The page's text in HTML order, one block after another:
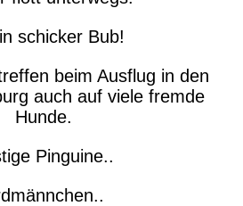
schicker Bub!
beim Ausflug in den
auch auf viele fremde
Hunde.
Pinguine..